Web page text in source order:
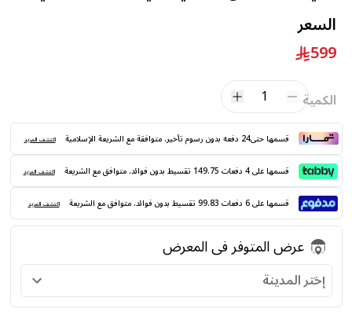
السعر
599
الكمية 1
قسمها حتى24 دفعه بدون رسوم تأخير. متوافقة مع الشريعة الإسلامية اكتشف المزيد
قسمها على 4 دفعات 149.75 تقسيط بدون فوائد. متوافق مع الشريعة اكتشف المزيد
قسمها على 6 دفعات 99.83 تقسيط بدون فوائد. متوافق مع الشريعة اكتشف المزيد
عرض المتوفر فى المعرض
إختر المدينة